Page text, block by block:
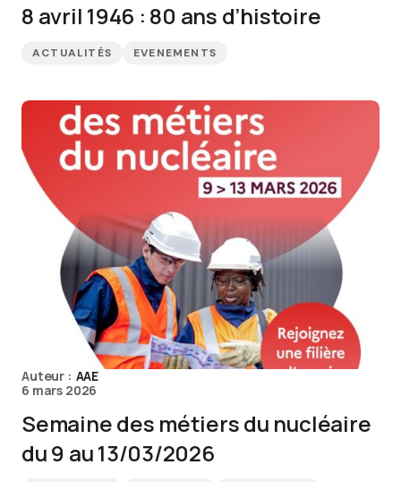
8 avril 1946 : 80 ans d’histoire
ACTUALITÉS EVENEMENTS
Auteur : AAE
6 mars 2026
Semaine des métiers du nucléaire
du 9 au 13/03/2026